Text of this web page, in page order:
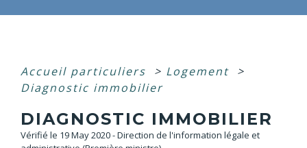
Accueil particuliers > Logement >
Diagnostic immobilier
DIAGNOSTIC IMMOBILIER
Vérifié le 19 May 2020 - Direction de l'information légale et